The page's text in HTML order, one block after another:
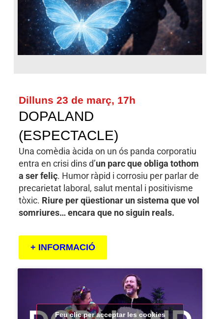
Dilluns 23 de març, 17h
DOPALAND
(ESPECTACLE)
Una comèdia àcida on un ós panda corporatiu
entra en crisi dins d’un parc que obliga tothom
a ser feliç. Humor ràpid i corrosiu per parlar de
precarietat laboral, salut mental i positivisme
tòxic. Riure per qüestionar un sistema que vol
somriures… encara que no siguin reals.
+ INFORMACIÓ
Feu clic per acceptar les cookies